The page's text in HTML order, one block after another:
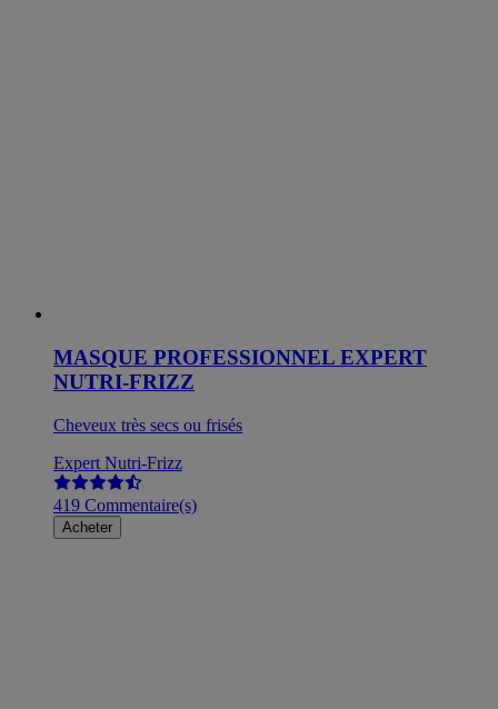
MASQUE PROFESSIONNEL EXPERT
NUTRI-FRIZZ
Cheveux très secs ou frisés
Expert Nutri-Frizz
419 Commentaire(s)
Acheter